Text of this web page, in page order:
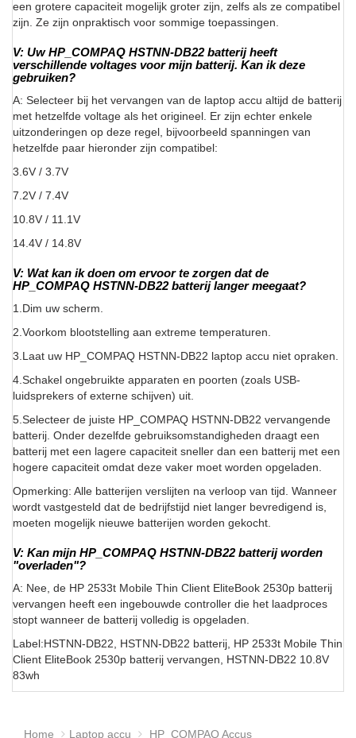
een grotere capaciteit mogelijk groter zijn, zelfs als ze compatibel
zijn. Ze zijn onpraktisch voor sommige toepassingen.
V: Uw HP_COMPAQ HSTNN-DB22 batterij heeft
verschillende voltages voor mijn batterij. Kan ik deze
gebruiken?
A: Selecteer bij het vervangen van de laptop accu altijd de batterij
met hetzelfde voltage als het origineel. Er zijn echter enkele
uitzonderingen op deze regel, bijvoorbeeld spanningen van
hetzelfde paar hieronder zijn compatibel:
3.6V / 3.7V
7.2V / 7.4V
10.8V / 11.1V
14.4V / 14.8V
V: Wat kan ik doen om ervoor te zorgen dat de
HP_COMPAQ HSTNN-DB22 batterij langer meegaat?
1.Dim uw scherm.
2.Voorkom blootstelling aan extreme temperaturen.
3.Laat uw HP_COMPAQ HSTNN-DB22 laptop accu niet opraken.
4.Schakel ongebruikte apparaten en poorten (zoals USB-
luidsprekers of externe schijven) uit.
5.Selecteer de juiste HP_COMPAQ HSTNN-DB22 vervangende
batterij. Onder dezelfde gebruiksomstandigheden draagt een
batterij met een lagere capaciteit sneller dan een batterij met een
hogere capaciteit omdat deze vaker moet worden opgeladen.
Opmerking: Alle batterijen verslijten na verloop van tijd. Wanneer
wordt vastgesteld dat de bedrijfstijd niet langer bevredigend is,
moeten mogelijk nieuwe batterijen worden gekocht.
V: Kan mijn HP_COMPAQ HSTNN-DB22 batterij worden
"overladen"?
A: Nee, de HP 2533t Mobile Thin Client EliteBook 2530p batterij
vervangen heeft een ingebouwde controller die het laadproces
stopt wanneer de batterij volledig is opgeladen.
Label:HSTNN-DB22, HSTNN-DB22 batterij, HP 2533t Mobile Thin
Client EliteBook 2530p batterij vervangen, HSTNN-DB22 10.8V
83wh
Home Laptop accu HP_COMPAQ Accus